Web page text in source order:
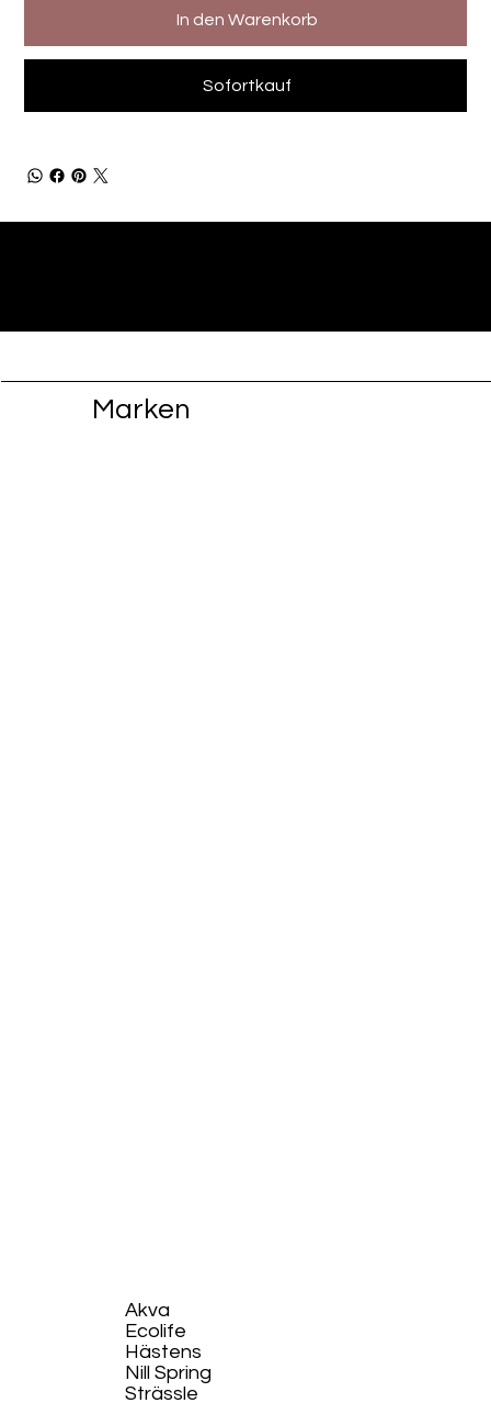
In den Warenkorb
Sofortkauf
Marken
Akva
Ecolife​
Hästens
Nill Spring
Strässle